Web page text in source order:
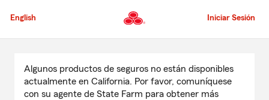
al
principal
English Iniciar Sesión
contenido
principal
Algunos productos de seguros no están disponibles
actualmente en California. Por favor, comuníquese
con su agente de State Farm para obtener más